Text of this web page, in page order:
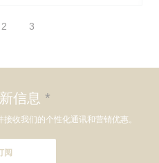
2 3
信息 *
收我们的个性化通讯和营销优惠。
阅